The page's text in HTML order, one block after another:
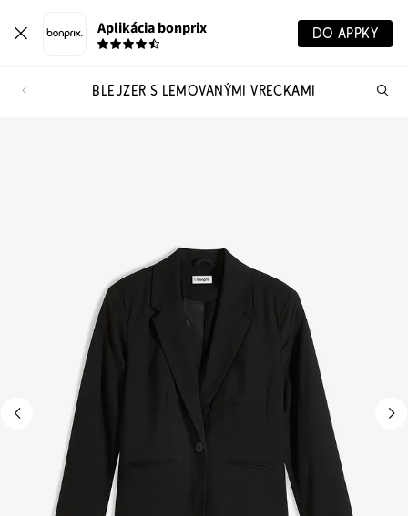
Aplikácia bonprix DO APPKY
BLEJZER S LEMOVANÝMI VRECKAMI